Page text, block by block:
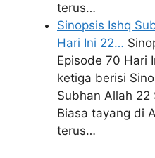
terus…
Sinopsis Ishq
Hari Ini 22…
Episode 70 Hari
ketiga berisi
Subhan Allah
Biasa tayang di
terus…